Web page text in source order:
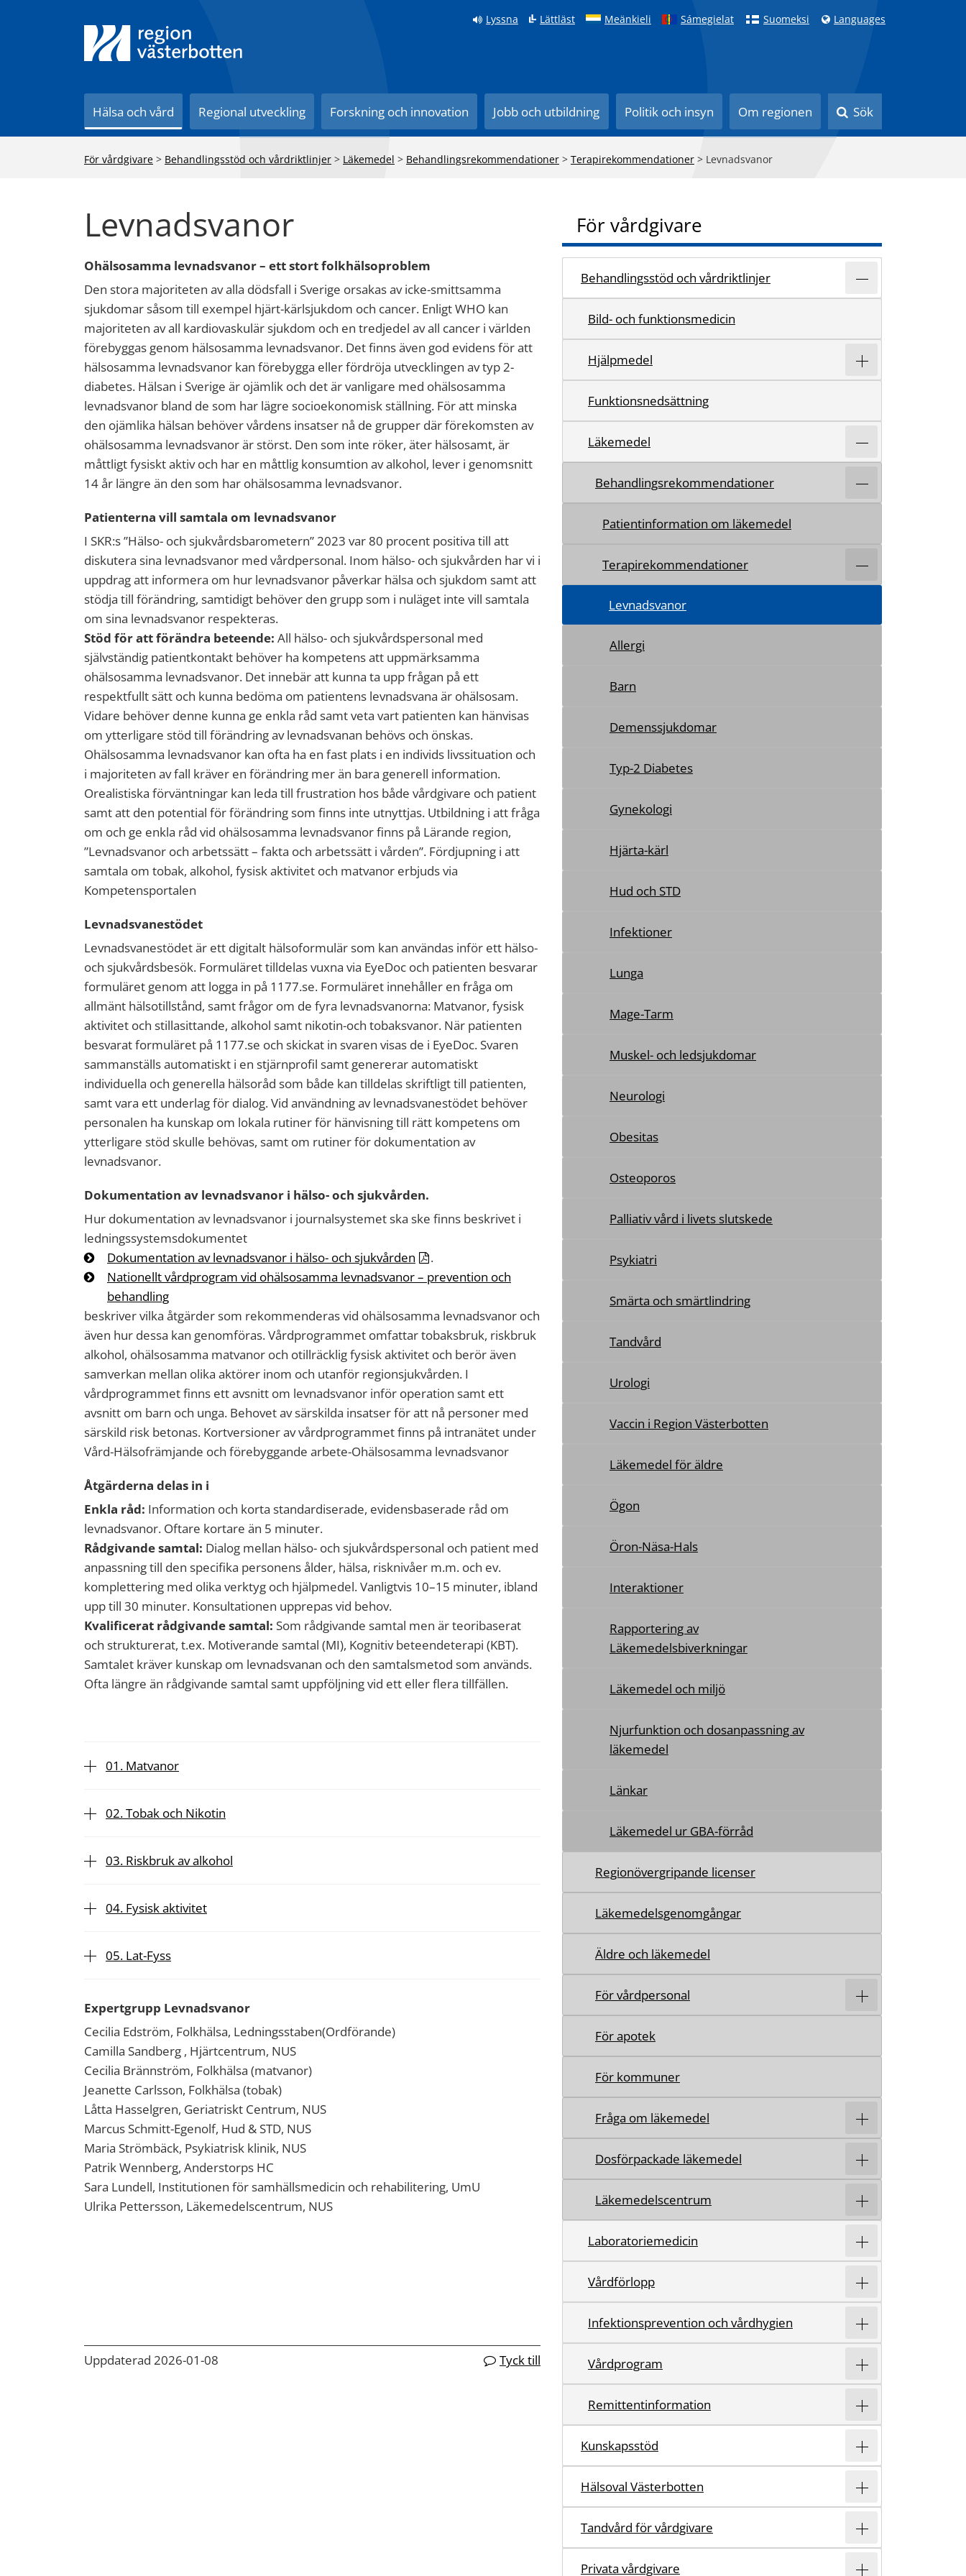
Lyssna Lättläst Meänkieli Sámegielat Suomeksi Languages
Hälsa och vård Regional utveckling Forskning och innovation Jobb och utbildning Politik och insyn Om regionen Sök
För vårdgivare > Behandlingsstöd och vårdriktlinjer > Läkemedel > Behandlingsrekommendationer > Terapirekommendationer > Levnadsvanor
Levnadsvanor
Ohälsosamma levnadsvanor – ett stort folkhälsoproblem
Den stora majoriteten av alla dödsfall i Sverige orsakas av icke-smittsamma
sjukdomar såsom till exempel hjärt-kärlsjukdom och cancer. Enligt WHO kan
majoriteten av all kardiovaskulär sjukdom och en tredjedel av all cancer i världen
förebyggas genom hälsosamma levnadsvanor. Det finns även god evidens för att
hälsosamma levnadsvanor kan förebygga eller fördröja utvecklingen av typ 2-
diabetes. Hälsan i Sverige är ojämlik och det är vanligare med ohälsosamma
levnadsvanor bland de som har lägre socioekonomisk ställning. För att minska
den ojämlika hälsan behöver vårdens insatser nå de grupper där förekomsten av
ohälsosamma levnadsvanor är störst. Den som inte röker, äter hälsosamt, är
måttligt fysiskt aktiv och har en måttlig konsumtion av alkohol, lever i genomsnitt
14 år längre än den som har ohälsosamma levnadsvanor.
Patienterna vill samtala om levnadsvanor
I SKR:s ”Hälso- och sjukvårdsbarometern” 2023 var 80 procent positiva till att
diskutera sina levnadsvanor med vårdpersonal. Inom hälso- och sjukvården har vi i
uppdrag att informera om hur levnadsvanor påverkar hälsa och sjukdom samt att
stödja till förändring, samtidigt behöver den grupp som i nuläget inte vill samtala
om sina levnadsvanor respekteras.
Stöd för att förändra beteende: All hälso- och sjukvårdspersonal med
självständig patientkontakt behöver ha kompetens att uppmärksamma
ohälsosamma levnadsvanor. Det innebär att kunna ta upp frågan på ett
respektfullt sätt och kunna bedöma om patientens levnadsvana är ohälsosam.
Vidare behöver denne kunna ge enkla råd samt veta vart patienten kan hänvisas
om ytterligare stöd till förändring av levnadsvanan behövs och önskas.
Ohälsosamma levnadsvanor kan ofta ha en fast plats i en individs livssituation och
i majoriteten av fall kräver en förändring mer än bara generell information.
Orealistiska förväntningar kan leda till frustration hos både vårdgivare och patient
samt att den potential för förändring som finns inte utnyttjas. Utbildning i att fråga
om och ge enkla råd vid ohälsosamma levnadsvanor finns på Lärande region,
”Levnadsvanor och arbetssätt – fakta och arbetssätt i vården”. Fördjupning i att
samtala om tobak, alkohol, fysisk aktivitet och matvanor erbjuds via
Kompetensportalen
Levnadsvanestödet
Levnadsvanestödet är ett digitalt hälsoformulär som kan användas inför ett hälso-
och sjukvårdsbesök. Formuläret tilldelas vuxna via EyeDoc och patienten besvarar
formuläret genom att logga in på 1177.se. Formuläret innehåller en fråga om
allmänt hälsotillstånd, samt frågor om de fyra levnadsvanorna: Matvanor, fysisk
aktivitet och stillasittande, alkohol samt nikotin-och tobaksvanor. När patienten
besvarat formuläret på 1177.se och skickat in svaren visas de i EyeDoc. Svaren
sammanställs automatiskt i en stjärnprofil samt genererar automatiskt
individuella och generella hälsoråd som både kan tilldelas skriftligt till patienten,
samt vara ett underlag för dialog. Vid användning av levnadsvanestödet behöver
personalen ha kunskap om lokala rutiner för hänvisning till rätt kompetens om
ytterligare stöd skulle behövas, samt om rutiner för dokumentation av
levnadsvanor.
Dokumentation av levnadsvanor i hälso- och sjukvården.
Hur dokumentation av levnadsvanor i journalsystemet ska ske finns beskrivet i
ledningssystemsdokumentet
Dokumentation av levnadsvanor i hälso- och sjukvården
.
Nationellt vårdprogram vid ohälsosamma levnadsvanor – prevention och
behandling
beskriver vilka åtgärder som rekommenderas vid ohälsosamma levnadsvanor och
även hur dessa kan genomföras. Vårdprogrammet omfattar tobaksbruk, riskbruk
alkohol, ohälsosamma matvanor och otillräcklig fysisk aktivitet och berör även
samverkan mellan olika aktörer inom och utanför regionsjukvården. I
vårdprogrammet finns ett avsnitt om levnadsvanor inför operation samt ett
avsnitt om barn och unga. Behovet av särskilda insatser för att nå personer med
särskild risk betonas. Kortversioner av vårdprogrammet finns på intranätet under
Vård-Hälsofrämjande och förebyggande arbete-Ohälsosamma levnadsvanor
Åtgärderna delas in i
Enkla råd: Information och korta standardiserade, evidensbaserade råd om
levnadsvanor. Oftare kortare än 5 minuter.
Rådgivande samtal: Dialog mellan hälso- och sjukvårdspersonal och patient med
anpassning till den specifika personens ålder, hälsa, risknivåer m.m. och ev.
komplettering med olika verktyg och hjälpmedel. Vanligtvis 10–15 minuter, ibland
upp till 30 minuter. Konsultationen upprepas vid behov.
Kvalificerat rådgivande samtal: Som rådgivande samtal men är teoribaserat
och strukturerat, t.ex. Motiverande samtal (MI), Kognitiv beteendeterapi (KBT).
Samtalet kräver kunskap om levnadsvanan och den samtalsmetod som används.
Ofta längre än rådgivande samtal samt uppföljning vid ett eller flera tillfällen.
01. Matvanor
02. Tobak och Nikotin
03. Riskbruk av alkohol
04. Fysisk aktivitet
05. Lat-Fyss
Expertgrupp Levnadsvanor
Cecilia Edström, Folkhälsa, Ledningsstaben(Ordförande)
Camilla Sandberg , Hjärtcentrum, NUS
Cecilia Brännström, Folkhälsa (matvanor)
Jeanette Carlsson, Folkhälsa (tobak)
Låtta Hasselgren, Geriatriskt Centrum, NUS
Marcus Schmitt-Egenolf, Hud & STD, NUS
Maria Strömbäck, Psykiatrisk klinik, NUS
Patrik Wennberg, Anderstorps HC
Sara Lundell, Institutionen för samhällsmedicin och rehabilitering, UmU
Ulrika Pettersson, Läkemedelscentrum, NUS
Uppdaterad 2026-01-08 Tyck till
För vårdgivare
Behandlingsstöd och vårdriktlinjer
Bild- och funktionsmedicin
Hjälpmedel
Funktionsnedsättning
Läkemedel
Behandlingsrekommendationer
Patientinformation om läkemedel
Terapirekommendationer
Levnadsvanor
Allergi
Barn
Demenssjukdomar
Typ-2 Diabetes
Gynekologi
Hjärta-kärl
Hud och STD
Infektioner
Lunga
Mage-Tarm
Muskel- och ledsjukdomar
Neurologi
Obesitas
Osteoporos
Palliativ vård i livets slutskede
Psykiatri
Smärta och smärtlindring
Tandvård
Urologi
Vaccin i Region Västerbotten
Läkemedel för äldre
Ögon
Öron-Näsa-Hals
Interaktioner
Rapportering av
Läkemedelsbiverkningar
Läkemedel och miljö
Njurfunktion och dosanpassning av
läkemedel
Länkar
Läkemedel ur GBA-förråd
Regionövergripande licenser
Läkemedelsgenomgångar
Äldre och läkemedel
För vårdpersonal
För apotek
För kommuner
Fråga om läkemedel
Dosförpackade läkemedel
Läkemedelscentrum
Laboratoriemedicin
Vårdförlopp
Infektionsprevention och vårdhygien
Vårdprogram
Remittentinformation
Kunskapsstöd
Hälsoval Västerbotten
Tandvård för vårdgivare
Privata vårdgivare